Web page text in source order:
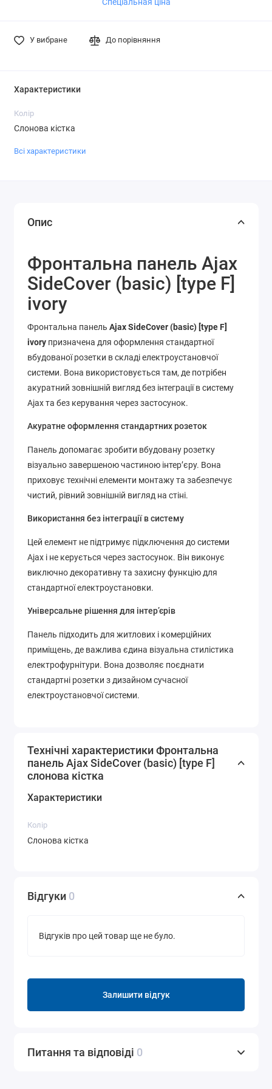
Спеціальная ціна
У вибране До порівняння
Характеристики
Колір
Слонова кістка
Всі характеристики
Опис
Фронтальна панель Ajax
SideCover (basic) [type F]
ivory
Фронтальна панель Ajax SideCover (basic) [type F]
ivory призначена для оформлення стандартної
вбудованої розетки в складі електроустановчої
системи. Вона використовується там, де потрібен
акуратний зовнішній вигляд без інтеграції в систему
Ajax та без керування через застосунок.
Акуратне оформлення стандартних розеток
Панель допомагає зробити вбудовану розетку
візуально завершеною частиною інтер’єру. Вона
приховує технічні елементи монтажу та забезпечує
чистий, рівний зовнішній вигляд на стіні.
Використання без інтеграції в систему
Цей елемент не підтримує підключення до системи
Ajax і не керується через застосунок. Він виконує
виключно декоративну та захисну функцію для
стандартної електроустановки.
Універсальне рішення для інтер’єрів
Панель підходить для житлових і комерційних
приміщень, де важлива єдина візуальна стилістика
електрофурнітури. Вона дозволяє поєднати
стандартні розетки з дизайном сучасної
електроустановчої системи.
Технічні характеристики Фронтальна
панель Ajax SideCover (basic) [type F]
слонова кістка
Характеристики
Колір
Слонова кістка
Відгуки 0
Відгуків про цей товар ще не було.
Залишити відгук
Питання та відповіді 0